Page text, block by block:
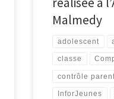
Malmedy
adolescent
classe
contrôle
InforJeunes